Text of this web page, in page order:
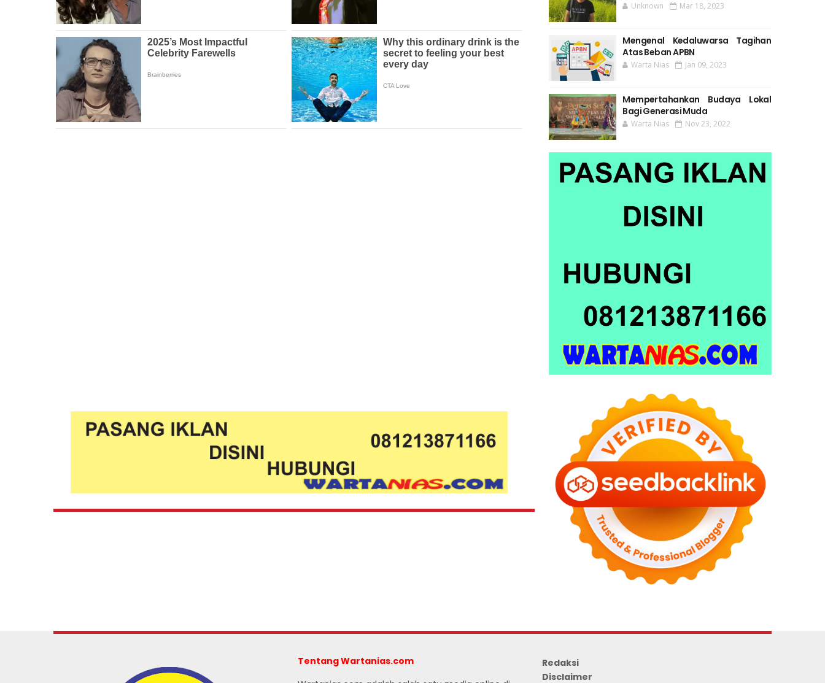
Unknown Mar 18, 2023
Mengenal Kedaluwarsa Tagihan
Atas Beban APBN
Warta Nias Jan 09, 2023
Mempertahankan Budaya Lokal
Bagi Generasi Muda
Warta Nias Nov 23, 2022
Tentang Wartanias.com
Redaksi
Disclaimer